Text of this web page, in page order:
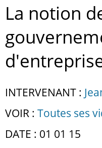
La notion
INTERVENANT :
VOIR : Toutes ses
DATE : 01 01 15